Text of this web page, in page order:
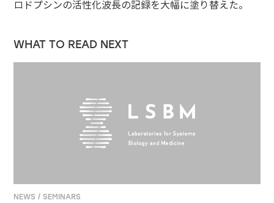
ロドプシンの活性化波長の記録を大幅に塗り替えた。
WHAT TO READ NEXT
NEWS / SEMINARS